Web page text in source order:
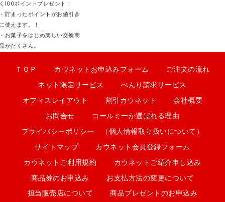
100ポイントプレゼント！
貯まったポイントがお値引き
使えます。！
お菓子をはじめ楽しい交換商
がたくさん。
ＴＯＰ カウネットお申込みフォーム ご注文の流れ
ネット限定サービス べんり請求サービス
オフィスレイアウト 割引カウネット 会社概要
お問合せ コールミーか選ばれる理由
プライバシーポリシー （個人情報取り扱いについて）
サイトマップ カウネット会員登録フォーム
カウネットご利用規約 カウネットご紹介申し込み
商品券のお申込み お支払方法の変更について
担当販売店について 商品プレゼントのお申込み